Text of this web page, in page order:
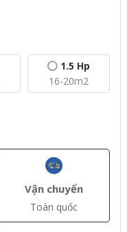
+ Thêm
4.900.000đ(VAT)
1.5 Hp
16-20m2
Vận chuyển
Toàn quốc